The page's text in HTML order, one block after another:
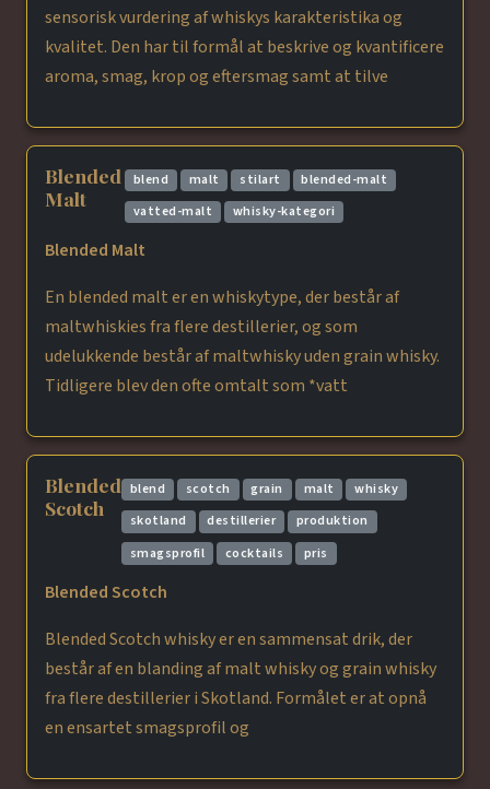
sensorisk vurdering af whiskys karakteristika og
kvalitet. Den har til formål at beskrive og kvantificere
aroma, smag, krop og eftersmag samt at tilve
Blended
Malt
blend malt stilart
blended-malt
vatted-malt
whisky-kategori
Blended Malt
En blended malt er en whiskytype, der består af
maltwhiskies fra flere destillerier, og som
udelukkende består af maltwhisky uden grain whisky.
Tidligere blev den ofte omtalt som *vatt
Blended
Scotch
blend scotch grain malt
whisky
skotland
destillerier
produktion
smagsprofil
cocktails pris
Blended Scotch
Blended Scotch whisky er en sammensat drik, der
består af en blanding af malt whisky og grain whisky
fra flere destillerier i Skotland. Formålet er at opnå
en ensartet smagsprofil og